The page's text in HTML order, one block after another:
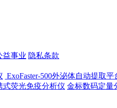
益事业 隐私条款
ExoFaster-500外泌体自动提取平
式荧光免疫分析仪 金标数码定量